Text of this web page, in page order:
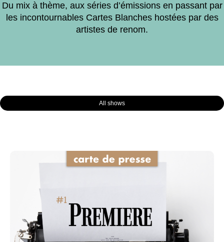
Du mix à thème, aux séries d’émissions en passant par
les incontournables Cartes Blanches hostées par des
artistes de renom.
All shows
PagePagePagePagePagePage Page